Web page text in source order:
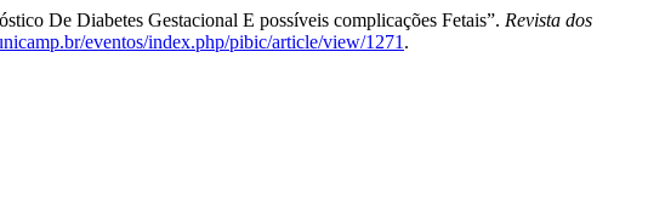
De Diabetes Gestacional E possíveis complicações Fetais”. Revista dos
eventos/index.php/pibic/article/view/1271 .